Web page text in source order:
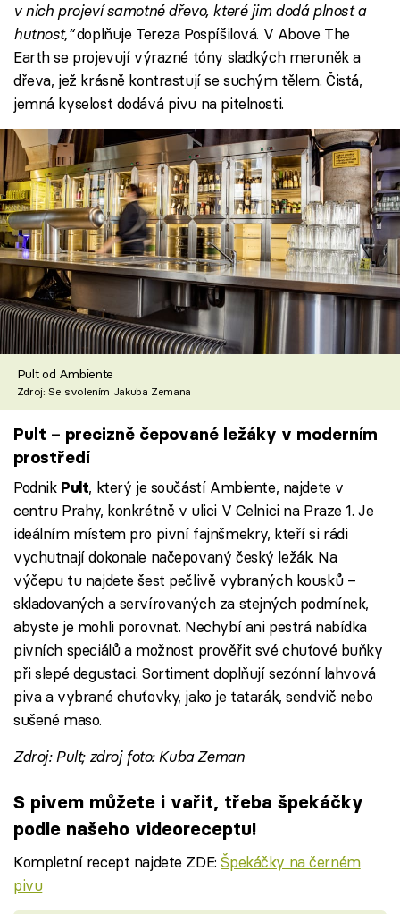
v nich projeví samotné dřevo, které jim dodá plnost a
hutnost,“doplňuje Tereza Pospíšilová. V Above The
Earth se projevují výrazné tóny sladkých meruněk a
dřeva, jež krásně kontrastují se suchým tělem. Čistá,
jemná kyselost dodává pivu na pitelnosti.
Pult od Ambiente
Zdroj: Se svolením Jakuba Zemana
Pult – precizně čepované ležáky v moderním
prostředí
Podnik Pult, který je součástí Ambiente, najdete v
centru Prahy, konkrétně v ulici V Celnici na Praze 1. Je
ideálním místem pro pivní fajnšmekry, kteří si rádi
vychutnají dokonale načepovaný český ležák. Na
výčepu tu najdete šest pečlivě vybraných kousků –
skladovaných a servírovaných za stejných podmínek,
abyste je mohli porovnat. Nechybí ani pestrá nabídka
pivních speciálů a možnost prověřit své chuťové buňky
při slepé degustaci. Sortiment doplňují sezónní lahvová
piva a vybrané chuťovky, jako je tatarák, sendvič nebo
sušené maso.
Zdroj: Pult; zdroj foto: Kuba Zeman
S pivem můžete i vařit, třeba špekáčky
podle našeho videoreceptu!
Kompletní recept najdete ZDE:Špekáčky na černém
pivu